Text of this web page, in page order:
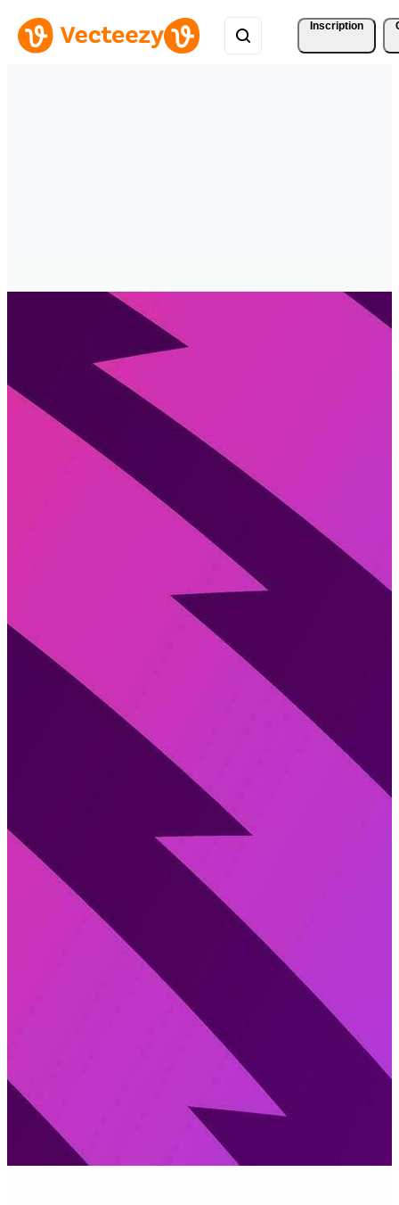
Inscription